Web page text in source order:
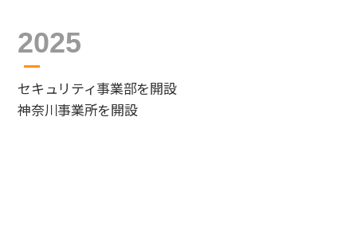
2025
セキュリティ事業部を開設
神奈川事業所を開設